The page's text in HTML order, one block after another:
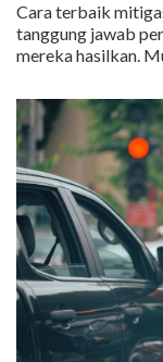
Cara terbaik
tanggung jawab
mereka hasilkan.